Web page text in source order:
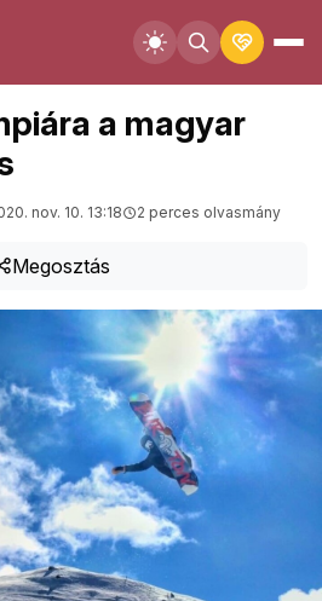
a magyar
nov. 10. 13:18 2 perces olvasmány
Megosztás